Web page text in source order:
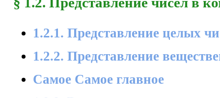
1.2.1. Представление целых
1.2.2. Представление
Самое Самое главное